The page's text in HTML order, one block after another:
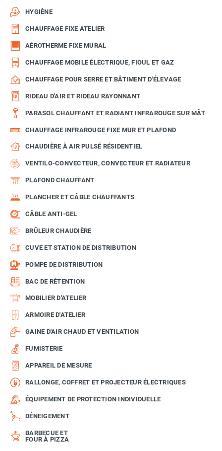
HYGIÈNE
CHAUFFAGE FIXE ATELIER
AÉROTHERME FIXE MURAL
CHAUFFAGE MOBILE ÉLECTRIQUE, FIOUL ET GAZ
CHAUFFAGE POUR SERRE ET BÂTIMENT D'ÉLEVAGE
RIDEAU D'AIR ET RIDEAU RAYONNANT
PARASOL CHAUFFANT ET RADIANT INFRAROUGE SUR MÂT
CHAUFFAGE INFRAROUGE FIXE MUR ET PLAFOND
CHAUDIÈRE À AIR PULSÉ RÉSIDENTIEL
VENTILO-CONVECTEUR, CONVECTEUR ET RADIATEUR
PLAFOND CHAUFFANT
PLANCHER ET CÂBLE CHAUFFANTS
CÂBLE ANTI-GEL
BRÛLEUR CHAUDIÈRE
CUVE ET STATION DE DISTRIBUTION
POMPE DE DISTRIBUTION
BAC DE RÉTENTION
MOBILIER D'ATELIER
ARMOIRE D'ATELIER
GAINE D'AIR CHAUD ET VENTILATION
FUMISTERIE
APPAREIL DE MESURE
RALLONGE, COFFRET ET PROJECTEUR ÉLECTRIQUES
ÉQUIPEMENT DE PROTECTION INDIVIDUELLE
DÉNEIGEMENT
BARBECUE ET
FOUR À PIZZA